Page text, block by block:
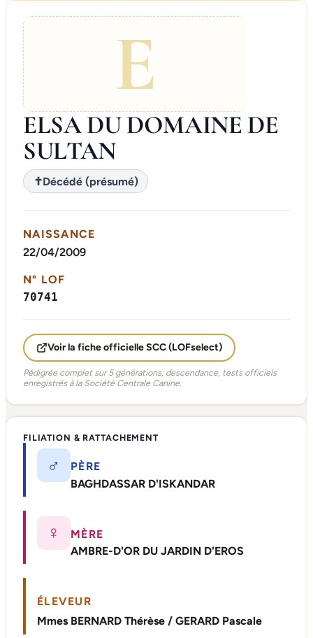
E
ELSA DU DOMAINE DE
SULTAN
✝Décédé (présumé)
NAISSANCE
22/04/2009
N° LOF
70741
Voir la fiche officielle SCC (LOFselect)
Pédigrée complet sur 5 générations, descendance, tests officiels
enregistrés à la Société Centrale Canine.
FILIATION & RATTACHEMENT
♂
PÈRE
BAGHDASSAR D'ISKANDAR
♀
MÈRE
AMBRE-D'OR DU JARDIN D'EROS
ÉLEVEUR
Mmes BERNARD Thérèse / GERARD Pascale